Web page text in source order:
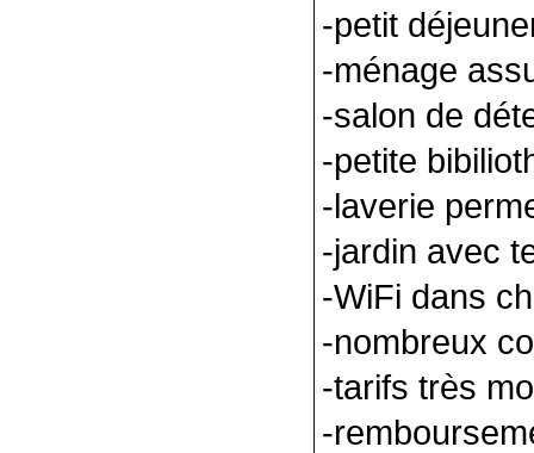
-petit
-ménage
-salon de
-petite
-laverie
-jardin avec
-WiFi dans
-nombreux
-tarifs très
-